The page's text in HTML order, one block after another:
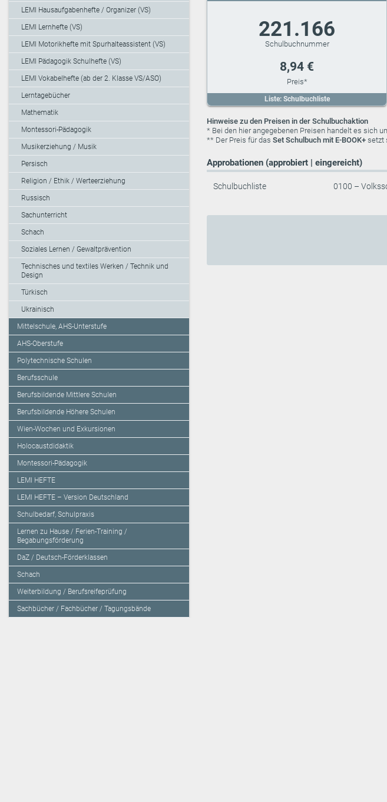
LEMI Hausaufgabenhefte / Organizer (VS)
LEMI Lernhefte (VS)
LEMI Motorikhefte mit Spurhalteassistent (VS)
LEMI Pädagogik Schulhefte (VS)
LEMI Vokabelhefte (ab der 2. Klasse VS/ASO)
Lerntagebücher
Mathematik
Montessori-Pädagogik
Musikerziehung / Musik
Persisch
Religion / Ethik / Werteerziehung
Russisch
Sachunterricht
Schach
Soziales Lernen / Gewaltprävention
Technisches und textiles Werken / Technik und
Design
Türkisch
Ukrainisch
Mittelschule, AHS-Unterstufe
AHS-Oberstufe
Polytechnische Schulen
Berufsschule
Berufsbildende Mittlere Schulen
Berufsbildende Höhere Schulen
Wien-Wochen und Exkursionen
Holocaustdidaktik
Montessori-Pädagogik
LEMI HEFTE
LEMI HEFTE – Version Deutschland
Schulbedarf, Schulpraxis
Lernen zu Hause / Ferien-Training /
Begabungsförderung
DaZ / Deutsch-Förderklassen
Schach
Weiterbildung / Berufsreifeprüfung
Sachbücher / Fachbücher / Tagungsbände
Liste: Schulbuchliste
221.166
8,94 €
Hinweise zu den Preisen in der Schulbuchaktion
* Bei den hier angegebenen Preisen handelt es sich
** Der Preis für das Set Schulbuch mit E-BOOK+ setzt
Approbationen (approbiert | eingereicht)
Schulbuchliste 0100 –